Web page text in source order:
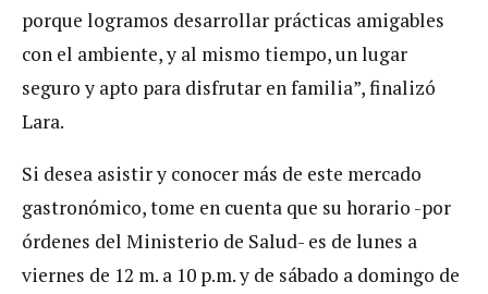
porque logramos desarrollar prácticas amigables
con el ambiente, y al mismo tiempo, un lugar
seguro y apto para disfrutar en familia”, finalizó
Lara.
Si desea asistir y conocer más de este mercado
gastronómico, tome en cuenta que su horario -por
órdenes del Ministerio de Salud- es de lunes a
viernes de 12 m. a 10 p.m. y de sábado a domingo de